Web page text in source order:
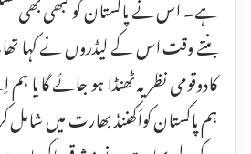
بنتے وقت اس کے لیڈروں نے کہا
کادوقومی نظریہ ٹھنڈا ہو جائے گا یا
ہم پاکستان کواَکھننڈ بھارت میں